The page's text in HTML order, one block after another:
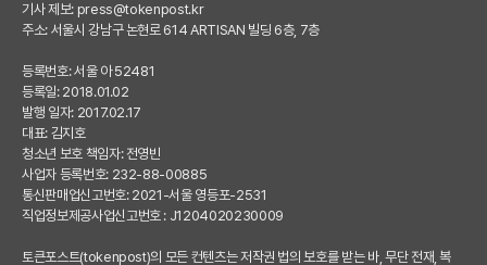
기사 제보: press@tokenpost.kr
주소: 서울시 강남구 논현로 614 ARTISAN 빌딩 6층, 7층
등록번호: 서울 아 52481
등록일: 2018.01.02
발행 일자: 2017.02.17
대표: 김지호
청소년 보호 책임자: 전영빈
사업자 등록번호: 232-88-00885
통신판매업신고번호: 2021-서울 영등포-2531
직업정보제공사업신고번호 : J1204020230009
토큰포스트(tokenpost)의 모든 컨텐츠는 저작권 법의 보호를 받는 바, 무단 전재, 복